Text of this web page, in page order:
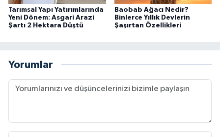
Tarımsal Yapı Yatırımlarında
Yeni Dönem: Asgari Arazi
Şartı 2 Hektara Düştü
Baobab Ağacı Nedir?
Binlerce Yıllık Devlerin
Şaşırtan Özellikleri
Yorumlar